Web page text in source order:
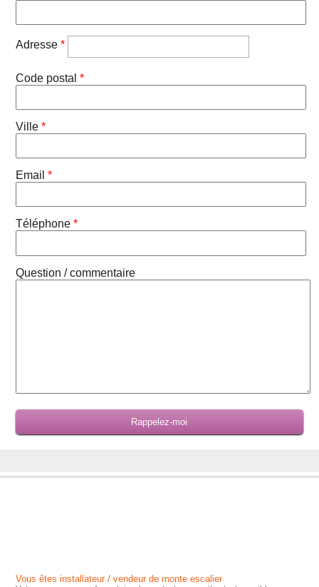
Adresse*
Code postal*
Ville*
Email*
Téléphone*
Question / commentaire
Vous êtes installateur / vendeur de monte escalier